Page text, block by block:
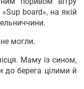
board», на якій
могли.
Маму із сином,
до берега цілими й